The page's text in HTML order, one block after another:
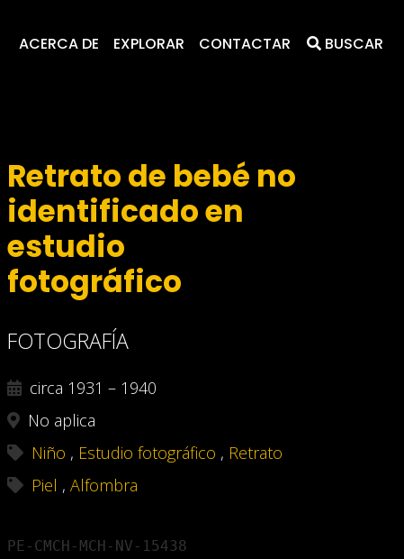
ACERCA DE EXPLORAR CONTACTAR BUSCAR
Retrato de bebé no
identificado en
estudio
fotográfico
FOTOGRAFÍA
circa 1931 – 1940
No aplica
Niño , Estudio fotográfico , Retrato
Piel , Alfombra
PE-CMCH-MCH-NV-15438